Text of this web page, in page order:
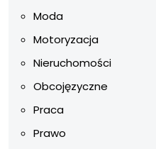
Moda
Motoryzacja
Nieruchomości
Obcojęzyczne
Praca
Prawo